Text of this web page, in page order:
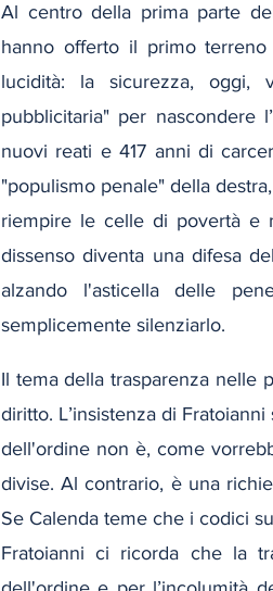
Al centro della prima parte
hanno offerto il primo
lucidità: la sicurezza, oggi,
pubblicitaria" per nascondere
nuovi reati e 417 anni di
"populismo penale" della
riempire le celle di povertà e
dissenso diventa una difesa
alzando l'asticella delle
semplicemente silenziarlo.
Il tema della trasparenza nelle
diritto. L’insistenza di
dell'ordine non è, come
divise. Al contrario, è una
Se Calenda teme che i codici
Fratoianni ci ricorda che la